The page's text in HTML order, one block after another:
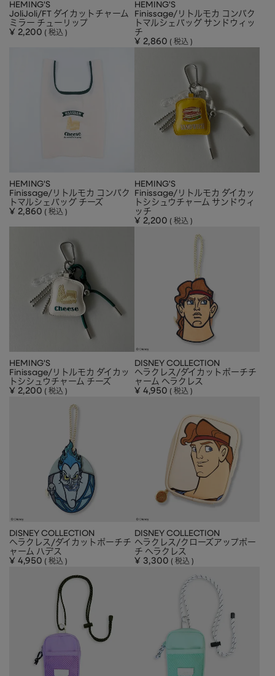
HEMING'S
JoliJoli/FT ダイカットチャーム
ミラー チューリップ
¥ 2,200 税込
HEMING'S
Finissage/リトルモカ コンパク
トマルシェバッグ サンドウィッ
チ
¥ 2,860 税込
HEMING'S
Finissage/リトルモカ コンパク
トマルシェバッグ チーズ
¥ 2,860 税込
HEMING'S
Finissage/リトルモカ ダイカッ
トシシュウチャーム サンドウィ
ッチ
¥ 2,200 税込
HEMING'S
Finissage/リトルモカ ダイカッ
トシシュウチャーム チーズ
¥ 2,200 税込
DISNEY COLLECTION
ヘラクレス/ダイカットポーチチ
ャーム ヘラクレス
¥ 4,950 税込
DISNEY COLLECTION
ヘラクレス/ダイカットポーチチ
ャーム ハデス
¥ 4,950 税込
DISNEY COLLECTION
ヘラクレス/クローズアップポー
チ ヘラクレス
¥ 3,300 税込